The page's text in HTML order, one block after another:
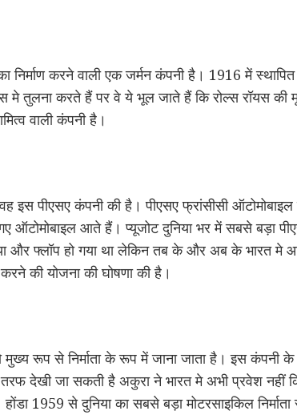
निर्माण करने वाली एक जर्मन कंपनी है। 1916 में
मे तुलना करते हैं पर वे ये भूल जाते हैं कि रोल्स रॉयस की
वाली कंपनी है।
पीएसए कंपनी की है। पीएसए फ्रांसीसी ऑटोमोबाइल
ऑटोमोबाइल आते हैं। प्यूजोट दुनिया भर में सबसे बड़ा
और फ्लॉप हो गया था लेकिन तब के और अब के भारत मे
की योजना की घोषणा की है।
मुख्य रूप से निर्माता के रूप में जाना जाता है। इस
तरफ देखी जा सकती है अकुरा ने भारत मे अभी प्रवेश
1959 से दुनिया का सबसे बड़ा मोटरसाइकिल निर्माता